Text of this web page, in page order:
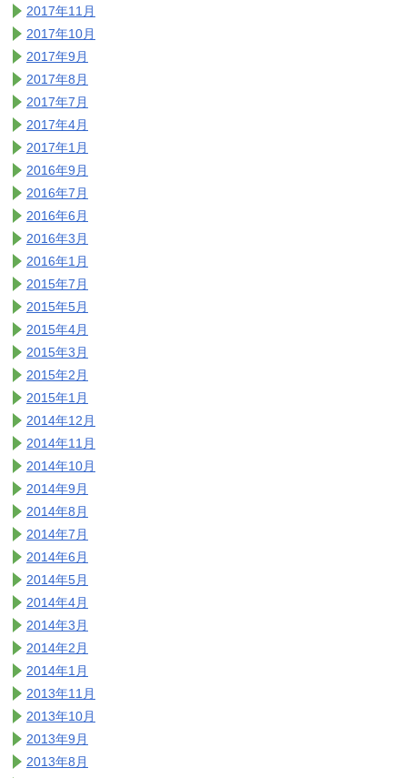
2017年11月
2017年10月
2017年9月
2017年8月
2017年7月
2017年4月
2017年1月
2016年9月
2016年7月
2016年6月
2016年3月
2016年1月
2015年7月
2015年5月
2015年4月
2015年3月
2015年2月
2015年1月
2014年12月
2014年11月
2014年10月
2014年9月
2014年8月
2014年7月
2014年6月
2014年5月
2014年4月
2014年3月
2014年2月
2014年1月
2013年11月
2013年10月
2013年9月
2013年8月